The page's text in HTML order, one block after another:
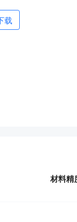
载
材料精